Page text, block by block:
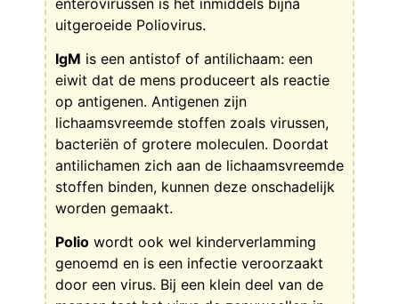
uitgeroeide Poliovirus.
eiwit dat de mens produceert als reactie
op antigenen. Antigenen zijn
lichaamsvreemde stoffen zoals virussen,
bacteriën of grotere moleculen. Doordat
antilichamen zich aan de lichaamsvreemde
stoffen binden, kunnen deze onschadelijk
worden gemaakt.
genoemd en is een infectie veroorzaakt
door een virus. Bij een klein deel van de
mensen tast het virus de zenuwcellen in